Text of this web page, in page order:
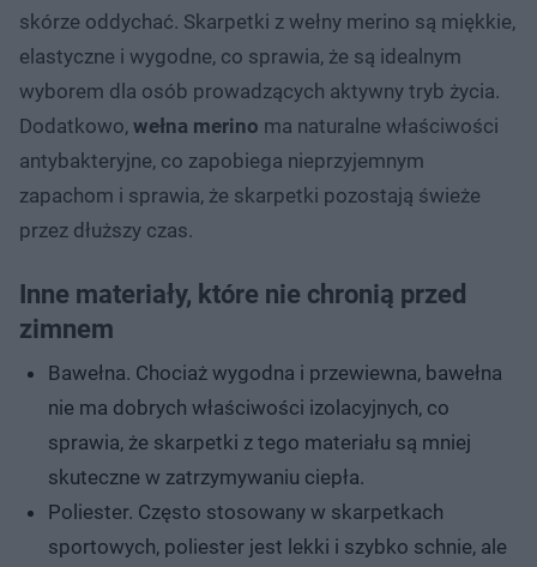
skórze oddychać. Skarpetki z wełny merino są miękkie,
elastyczne i wygodne, co sprawia, że są idealnym
wyborem dla osób prowadzących aktywny tryb życia.
Dodatkowo, wełna merino ma naturalne właściwości
antybakteryjne, co zapobiega nieprzyjemnym
zapachom i sprawia, że skarpetki pozostają świeże
przez dłuższy czas.
Inne materiały, które nie chronią przed
zimnem
Bawełna. Chociaż wygodna i przewiewna, bawełna
nie ma dobrych właściwości izolacyjnych, co
sprawia, że skarpetki z tego materiału są mniej
skuteczne w zatrzymywaniu ciepła.
Poliester. Często stosowany w skarpetkach
sportowych, poliester jest lekki i szybko schnie, ale